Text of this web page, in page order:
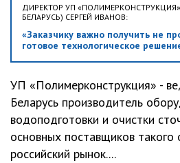
ДИРЕКТОР УП «ПОЛИМЕРКОНСТРУКЦИЯ»
БЕЛАРУСЬ) СЕРГЕЙ ИВАНОВ:
«Заказчику важно получить не
готовое технологическое
УП «Полимерконструкция» -
Беларусь производитель
водоподготовки и очистки
основных поставщиков
российский рынок....